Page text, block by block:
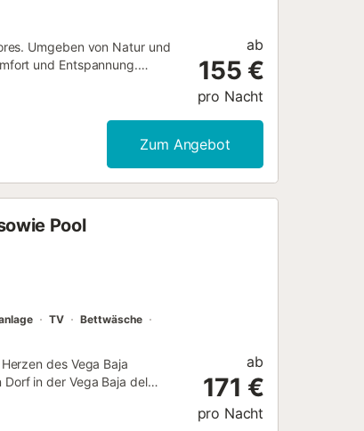
Umgeben von Natur und
und Entspannung.
Restaurants
ab
155 €
pro Nacht
Zum Angebot
Pool
TV
Bettwäsche
des Vega Baja
in der Vega Baja del
macht. Nur 15 Minuten
ab
171 €
pro Nacht